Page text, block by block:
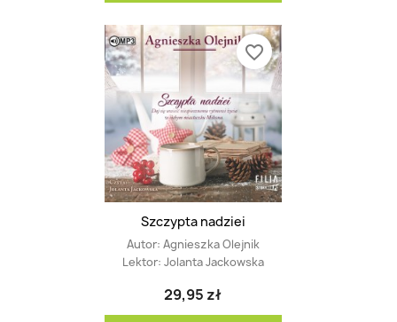
Szczypta nadziei
Autor: Agnieszka Olejnik
Lektor: Jolanta Jackowska
29,95 zł
favorite_border